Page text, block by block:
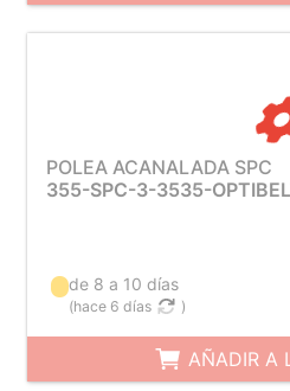
POLEA ACANALADA SPC
355-SPC-3-3535-
de 8 a 10 días
(hace 6 días )
AÑADIR A